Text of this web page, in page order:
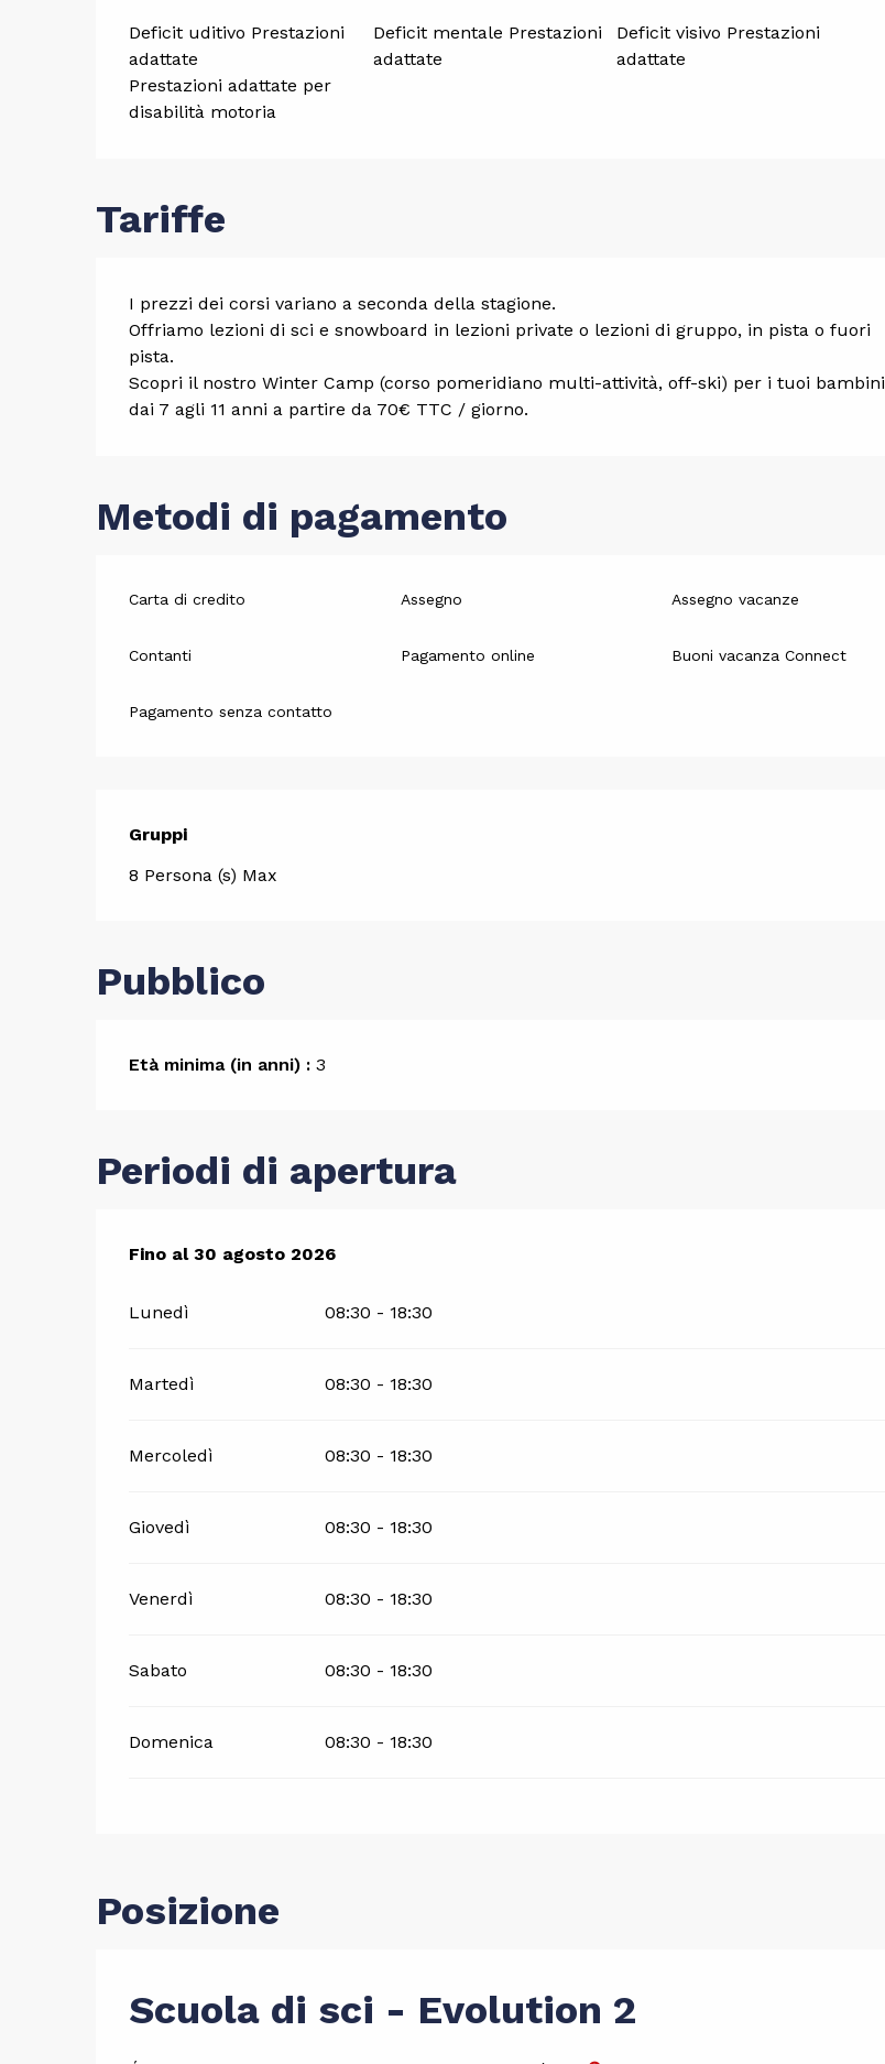
Deficit uditivo Prestazioni
adattate
Deficit mentale Prestazioni
adattate
Deficit visivo Prestazioni
adattate
Prestazioni adattate per
disabilità motoria
Tariffe
I prezzi dei corsi variano a seconda della stagione.
Offriamo lezioni di sci e snowboard in lezioni private o lezioni di gruppo, in pista o fuori
pista.
Scopri il nostro Winter Camp (corso pomeridiano multi-attività, off-ski) per i tuoi bambini
dai 7 agli 11 anni a partire da 70€ TTC / giorno.
Metodi di pagamento
Carta di credito Assegno Assegno vacanze
Contanti Pagamento online Buoni vacanza Connect
Pagamento senza contatto
Gruppi
Gruppi
8 Persona (s) Max
Pubblico
Età minima (in anni) : 3
Periodi di apertura
Dal4 luglio 2026 al30 agosto 2026
Fino al30 agosto 2026
Lunedì 08:30 - 18:30
Martedì 08:30 - 18:30
Mercoledì 08:30 - 18:30
Giovedì 08:30 - 18:30
Venerdì 08:30 - 18:30
Sabato 08:30 - 18:30
Domenica 08:30 - 18:30
Posizione
Scuola di sci - Evolution 2